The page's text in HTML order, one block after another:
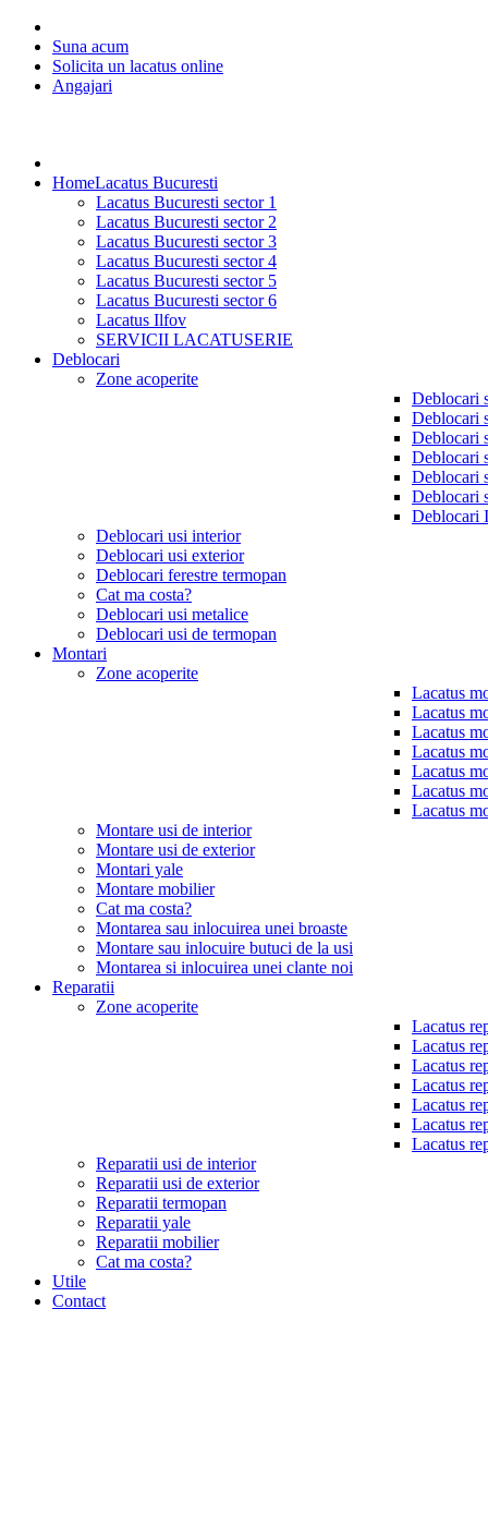
Suna acum
Solicita un lacatus online
Angajari
HomeLacatus Bucuresti
Lacatus Bucuresti sector 1
Lacatus Bucuresti sector 2
Lacatus Bucuresti sector 3
Lacatus Bucuresti sector 4
Lacatus Bucuresti sector 5
Lacatus Bucuresti sector 6
Lacatus Ilfov
SERVICII LACATUSERIE
Deblocari
Zone acoperite
Deblocari
Deblocari
Deblocari
Deblocari
Deblocari
Deblocari
Deblocari
Deblocari usi interior
Deblocari usi exterior
Deblocari ferestre termopan
Cat ma costa?
Deblocari usi metalice
Deblocari usi de termopan
Montari
Zone acoperite
Lacatus
Lacatus
Lacatus
Lacatus
Lacatus
Lacatus
Lacatus
Montare usi de interior
Montare usi de exterior
Montari yale
Montare mobilier
Cat ma costa?
Montarea sau inlocuirea unei broaste
Montare sau inlocuire butuci de la usi
Montarea si inlocuirea unei clante noi
Reparatii
Zone acoperite
Lacatus
Lacatus
Lacatus
Lacatus
Lacatus
Lacatus
Lacatus
Reparatii usi de interior
Reparatii usi de exterior
Reparatii termopan
Reparatii yale
Reparatii mobilier
Cat ma costa?
Utile
Contact